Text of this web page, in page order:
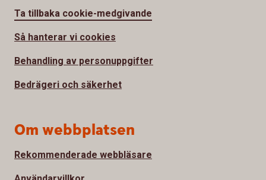
Ta tillbaka cookie-medgivande
Så hanterar vi cookies
Behandling av personuppgifter
Bedrägeri och säkerhet
Om webbplatsen
Rekommenderade webbläsare